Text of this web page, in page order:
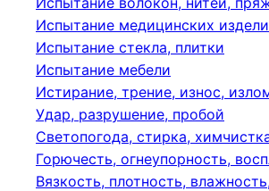
Испытание медицинских
Испытание стекла, плитки
Испытание мебели
Истирание, трение, износ,
Удар, разрушение, пробой
Светопогода, стирка,
Горючесть, огнеупорность,
Вязкость, плотность,